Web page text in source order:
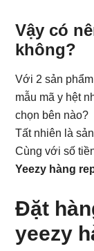
Vậy có
không?
Với 2 sản
mẫu mã y hệt
chọn bên nào?
Tất nhiên là
Cùng với số
Yeezy hàng
Đặt
yeezy